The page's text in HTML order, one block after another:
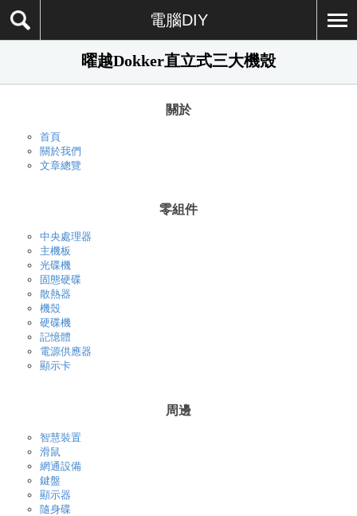
電腦DIY
曜越Dokker直立式三大機殼
關於
首頁
關於我們
文章總覽
零組件
中央處理器
主機板
光碟機
固態硬碟
散熱器
機殼
硬碟機
記憶體
電源供應器
顯示卡
周邊
智慧裝置
滑鼠
網通設備
鍵盤
顯示器
隨身碟